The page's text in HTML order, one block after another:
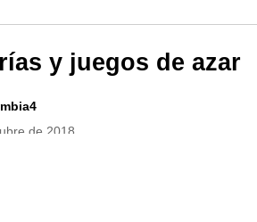
y juegos de azar
de 2018